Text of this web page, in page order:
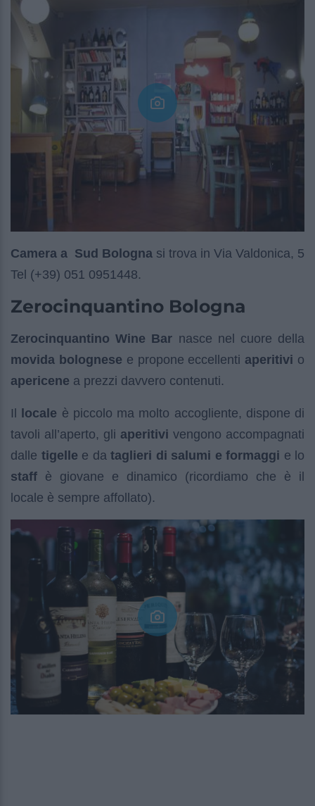
Camera a Sud Bologna si trova in Via Valdonica, 5
Tel (+39) 051 0951448.
Zerocinquantino Bologna
Zerocinquantino Wine Bar nasce nel cuore della
movida bolognese e propone eccellenti aperitivi o
apericene a prezzi davvero contenuti.
Il locale è piccolo ma molto accogliente, dispone di
tavoli all’aperto, gli aperitivi vengono accompagnati
dalle tigelle e da taglieri di salumi e formaggi e lo
staff è giovane e dinamico (ricordiamo che è il
locale è sempre affollato).